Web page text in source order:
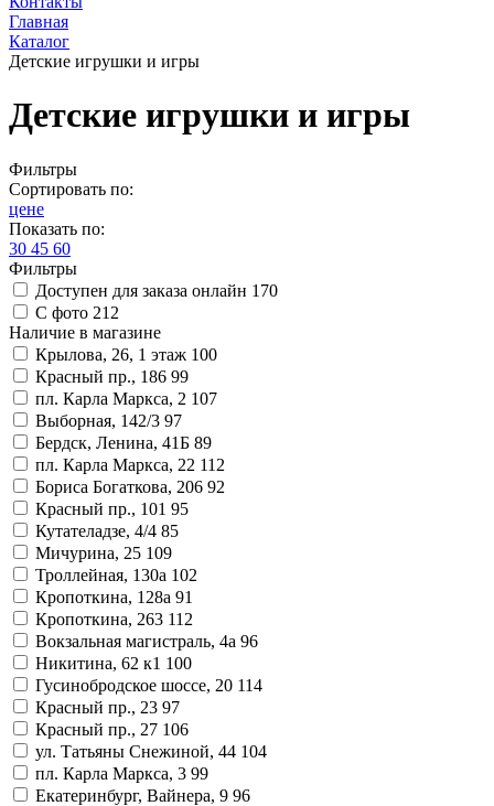
Главная
Каталог
Детские игрушки и игры
Детские игрушки и игры
Фильтры
Сортировать по:
цене
Показать по:
30 45 60
Фильтры
Доступен для заказа онлайн 170
С фото 212
Наличие в магазине
Крылова, 26, 1 этаж 100
Красный пр., 186 99
пл. Карла Маркса, 2 107
Выборная, 142/3 97
Бердск, Ленина, 41Б 89
пл. Карла Маркса, 22 112
Бориса Богаткова, 206 92
Красный пр., 101 95
Кутателадзе, 4/4 85
Мичурина, 25 109
Троллейная, 130а 102
Кропоткина, 128а 91
Кропоткина, 263 112
Вокзальная магистраль, 4а 96
Никитина, 62 к1 100
Гусинобродское шоссе, 20 114
Красный пр., 23 97
Красный пр., 27 106
ул. Татьяны Снежиной, 44 104
пл. Карла Маркса, 3 99
Екатеринбург, Вайнера, 9 96